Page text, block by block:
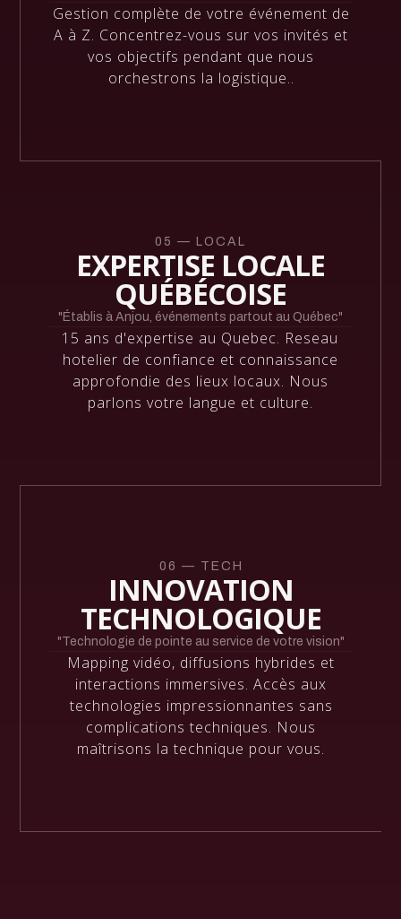
Gestion complète de votre événement de
A à Z. Concentrez-vous sur vos invités et
vos objectifs pendant que nous
orchestrons la logistique..
05 — LOCAL
EXPERTISE LOCALE
QUÉBÉCOISE
"Établis à Anjou, événements partout au Québec"
15 ans d'expertise au Quebec. Reseau
hotelier de confiance et connaissance
approfondie des lieux locaux. Nous
parlons votre langue et culture.
06 — TECH
INNOVATION
TECHNOLOGIQUE
"Technologie de pointe au service de votre vision"
Mapping vidéo, diffusions hybrides et
interactions immersives. Accès aux
technologies impressionnantes sans
complications techniques. Nous
maîtrisons la technique pour vous.